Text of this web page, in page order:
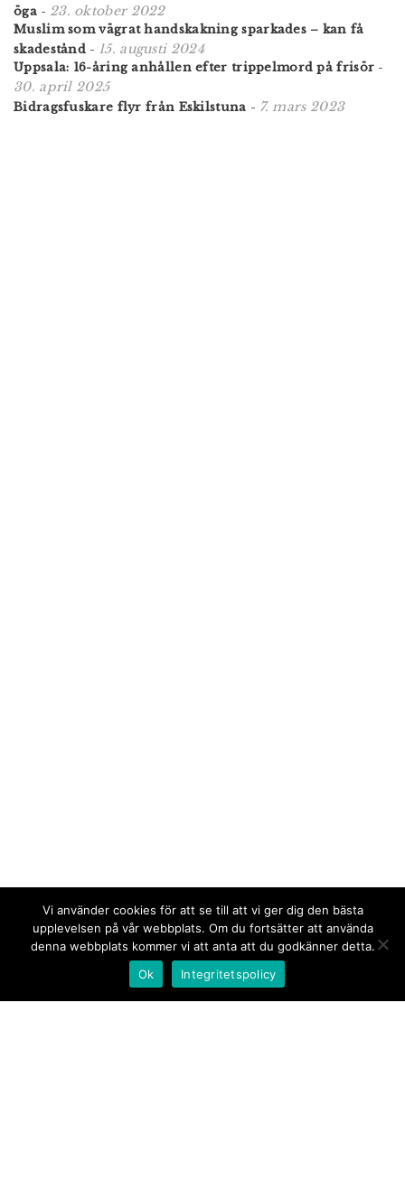
öga- 23. oktober 2022
Muslim som vägrat handskakning sparkades – kan få
skadestånd - 15. augusti 2024
Uppsala: 16-åring anhållen efter trippelmord på frisör -
30. april 2025
Bidragsfuskare flyr från Eskilstuna - 7. mars 2023
Vi använder cookies för att se till att vi ger dig den bästa
upplevelsen på vår webbplats. Om du fortsätter att använda
denna webbplats kommer vi att anta att du godkänner detta.
Ok
Integritetspolicy